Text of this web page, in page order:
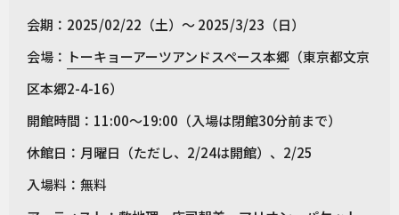
会期：2025/02/22（土）〜 2025/3/23（日）
会場： トーキョーアーツアンドスペース本郷 （東京都文京
区本郷2-4-16）
開館時間：11:00〜19:00（入場は閉館30分前まで）
休館日：月曜日（ただし、2/24は開館）、2/25
入場料：無料